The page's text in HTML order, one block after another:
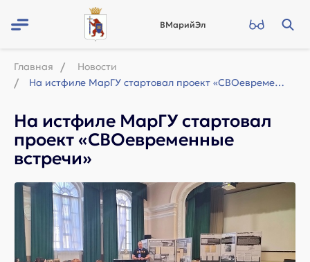
ВМарийЭл
Главная
Новости
На истфиле МарГУ стартовал проект «СВОевременные встречи»
На истфиле МарГУ стартовал
проект «СВОевременные
встречи»